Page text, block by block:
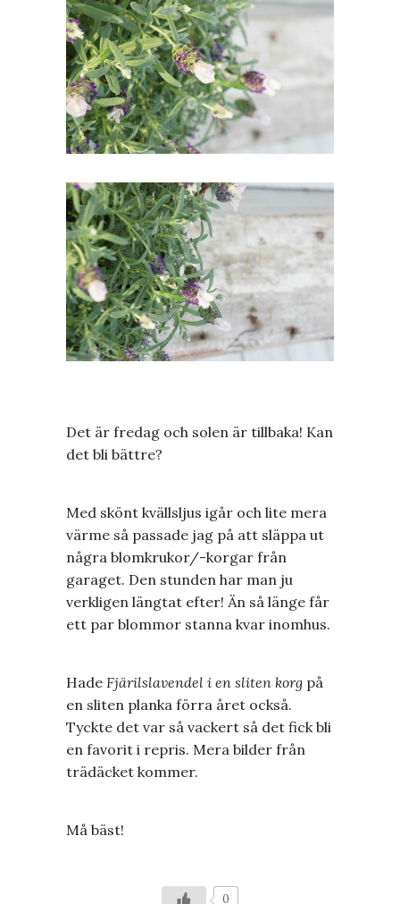
Det är fredag och solen är tillbaka! Kan
det bli bättre?
Med skönt kvällsljus igår och lite mera
värme så passade jag på att släppa ut
några blomkrukor/-korgar från
garaget. Den stunden har man ju
verkligen längtat efter! Än så länge får
ett par blommor stanna kvar inomhus.
Hade Fjärilslavendel i en sliten korg på
en sliten planka förra året också.
Tyckte det var så vackert så det fick bli
en favorit i repris. Mera bilder från
trädäcket kommer.
Må bäst!
0